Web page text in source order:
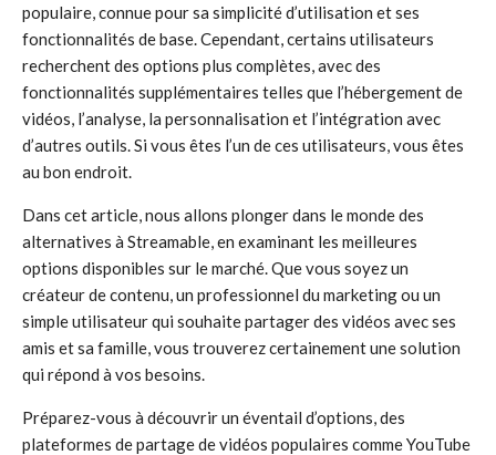
populaire, connue pour sa simplicité d’utilisation et ses
fonctionnalités de base. Cependant, certains utilisateurs
recherchent des options plus complètes, avec des
fonctionnalités supplémentaires telles que l’hébergement de
vidéos, l’analyse, la personnalisation et l’intégration avec
d’autres outils. Si vous êtes l’un de ces utilisateurs, vous êtes
au bon endroit.
Dans cet article, nous allons plonger dans le monde des
alternatives à Streamable, en examinant les meilleures
options disponibles sur le marché. Que vous soyez un
créateur de contenu, un professionnel du marketing ou un
simple utilisateur qui souhaite partager des vidéos avec ses
amis et sa famille, vous trouverez certainement une solution
qui répond à vos besoins.
Préparez-vous à découvrir un éventail d’options, des
plateformes de partage de vidéos populaires comme YouTube